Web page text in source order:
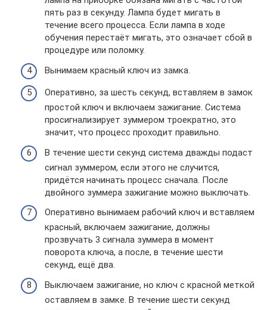
пять раз в секунду. Лампа будет мигать в
течение всего процесса. Если лампа в ходе
обучения перестаёт мигать, это означает сбой в
процедуре или поломку.
Вынимаем красный ключ из замка.
Оперативно, за шесть секунд, вставляем в замок
простой ключ и включаем зажигание. Система
просигнализирует зуммером троекратно, это
значит, что процесс проходит правильно.
В течение шести секунд система дважды подаст
сигнал зуммером, если этого не случится,
придётся начинать процесс сначала. После
двойного зуммера зажигание можно выключать.
Оперативно вынимаем рабочий ключ и вставляем
красный, включаем зажигание, должны
прозвучать 3 сигнала зуммера в момент
поворота ключа, а после, в течение шести
секунд, ещё два.
Выключаем зажигание, но ключ с красной меткой
оставляем в замке. В течение шести секунд